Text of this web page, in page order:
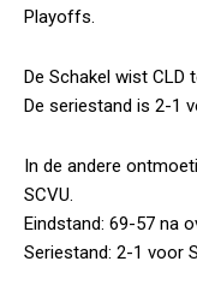
Playoffs.
De Schakel wist CLD
De seriestand is 2-1
In de andere
SCVU.
Eindstand: 69-57 na
Seriestand: 2-1 voor